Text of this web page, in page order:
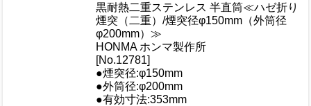
黒耐熱二重ステンレス 半直筒≪ハゼ折り
煙突（二重）/煙突径φ150mm（外筒径
φ200mm）≫
HONMA ホンマ製作所
[No.12781]
●煙突径:φ150mm
●外筒径:φ200mm
●有効寸法:353mm